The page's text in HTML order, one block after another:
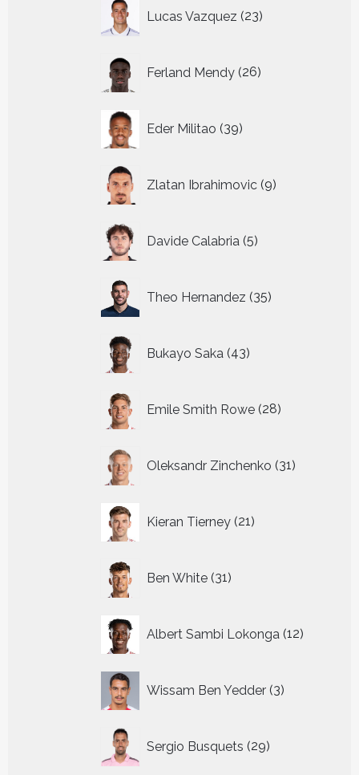
Lucas Vazquez 23
producten
Ferland Mendy 26
producten
Eder Militao 39
producten
Zlatan Ibrahimovic 9
producten
Davide Calabria 5
producten
Theo Hernandez 35
producten
Bukayo Saka 43
producten
Emile Smith Rowe 28
producten
Oleksandr Zinchenko 31
producten
Kieran Tierney 21
producten
Ben White 31
producten
Albert Sambi Lokonga 12
Wissam Ben Yedder 3
producten
Sergio Busquets 29
producten